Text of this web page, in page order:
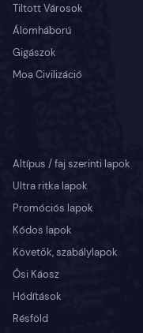
Tiltott Városok
Álomháború
Gigászok
Moa Civilizáció
Altípus / faj szerinti lapok
Ultra ritka lapok
Promóciós lapok
Kódos lapok
Követők, szabálylapok
Ősi Káosz
Hódítások
Résföld